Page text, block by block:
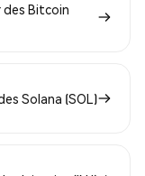
des Bitcoin
Solana (SOL)